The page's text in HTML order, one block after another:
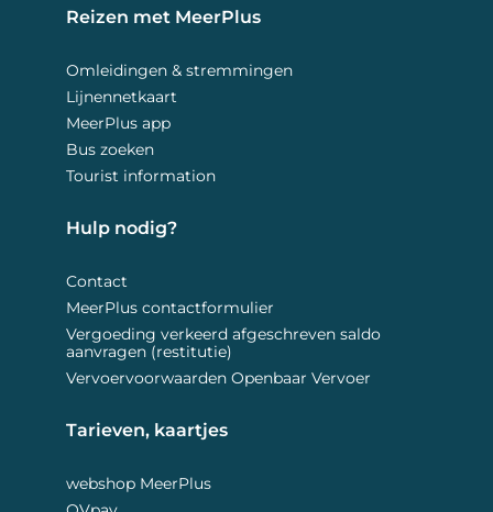
Reizen met MeerPlus
Omleidingen & stremmingen
Lijnennetkaart
MeerPlus app
Bus zoeken
Tourist information
Hulp nodig?
Contact
MeerPlus contactformulier
Vergoeding verkeerd afgeschreven saldo
aanvragen (restitutie)
Vervoervoorwaarden Openbaar Vervoer
Tarieven, kaartjes
webshop MeerPlus